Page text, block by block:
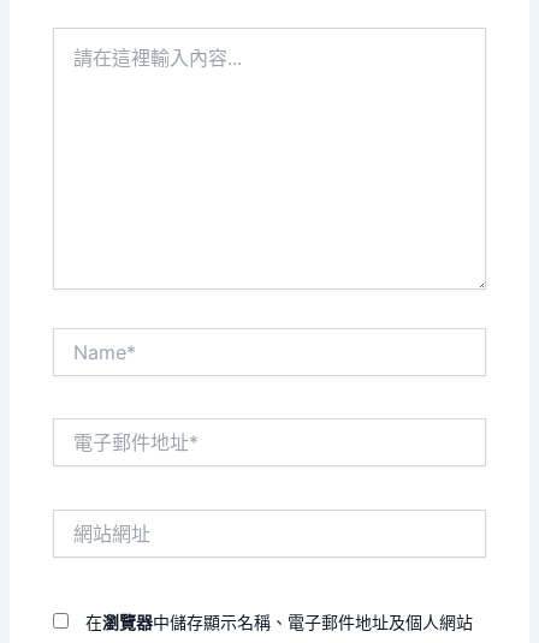
在瀏覽器中儲存顯示名稱、電子郵件地址及個人網站